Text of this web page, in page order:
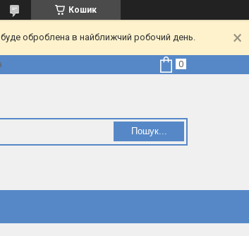
Кошик
оброблена в найближчий робочий день.
Пошук...